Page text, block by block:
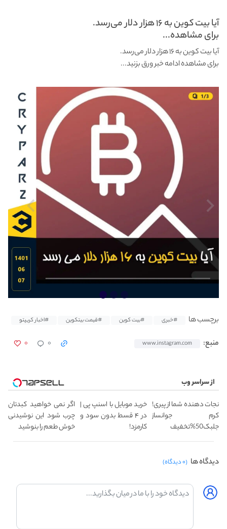
آیا بیت کوین به ۱۶ هزار دلار می‌رسد.
برای مشاهده...
آیا بیت کوین به ۱۶ هزار دلار می‌رسد.
برای مشاهده ادامه خبر ورق بزنید...
برچسب ها #خبری #بیت کوین #قیمت بیتکوین #اخبار کریپتو
منبع: www.instagram.com ۰ ۰
از سراسر وب
نجات دهنده شما از پیری!
کرم جوانساز
جلبک50%تخفیف
خرید موبایل با اسنپ پی |
در ۴ قسط بدون سود و
کارمزد!
اگر نمی خواهید کبدتان
چرب شود این نوشیدنی
خوش طعم را بنوشید
دیدگاه ها (۰ دیدگاه)